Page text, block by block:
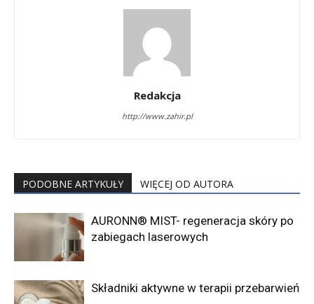
Redakcja
http://www.zahir.pl
PODOBNE ARTYKUŁY WIĘCEJ OD AUTORA
AURONN® MIST- regeneracja skóry po
zabiegach laserowych
Składniki aktywne w terapii przebarwień